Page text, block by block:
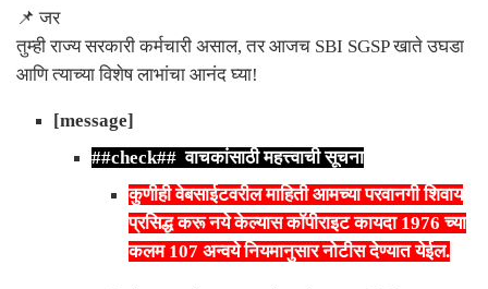
📌 जर
तुम्ही राज्य सरकारी कर्मचारी असाल,तर आजच SBI SGSPखाते उघडा
आणि त्याच्या विशेष लाभांचा आनंद घ्या!
[message]
##check## वाचकांसाठी महत्त्वाची सूचना
कुणीही वेबसाईटवरील माहिती आमच्या परवानगी शिवाय
प्रसिद्ध करू नये केल्यास कॉपीराइट कायदा 1976 च्या
कलम 107 अन्वये नियमानुसार नोटीस देण्यात येईल.